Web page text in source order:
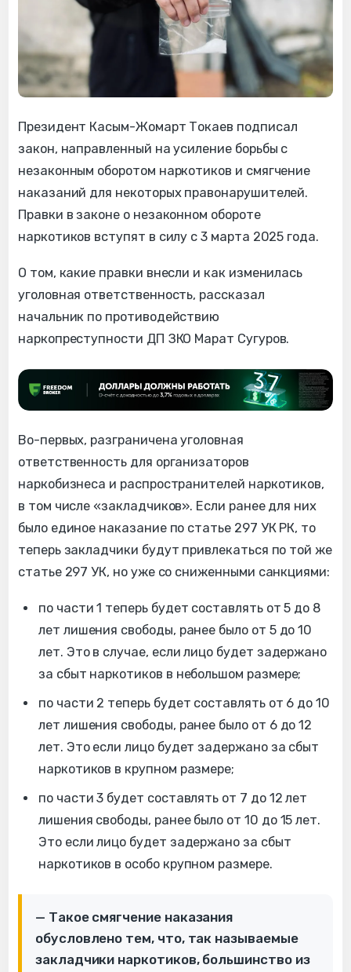
Президент Касым-Жомарт Токаев подписал
закон, направленный на усиление борьбы с
незаконным оборотом наркотиков и смягчение
наказаний для некоторых правонарушителей.
Правки в законе о незаконном обороте
наркотиков вступят в силу с 3 марта 2025 года.
О том, какие правки внесли и как изменилась
уголовная ответственность, рассказал
начальник по противодействию
наркопреступности ДП ЗКО Марат Сугуров.
Во-первых, разграничена уголовная
ответственность для организаторов
наркобизнеса и распространителей наркотиков,
в том числе «закладчиков». Если ранее для них
было единое наказание по статье 297 УК РК, то
теперь закладчики будут привлекаться по той же
статье 297 УК, но уже со сниженными санкциями:
по части 1 теперь будет составлять от 5 до 8
лет лишения свободы, ранее было от 5 до 10
лет. Это в случае, если лицо будет задержано
за сбыт наркотиков в небольшом размере;
по части 2 теперь будет составлять от 6 до 10
лет лишения свободы, ранее было от 6 до 12
лет. Это если лицо будет задержано за сбыт
наркотиков в крупном размере;
по части 3 будет составлять от 7 до 12 лет
лишения свободы, ранее было от 10 до 15 лет.
Это если лицо будет задержано за сбыт
наркотиков в особо крупном размере.
— Такое смягчение наказания
обусловлено тем, что, так называемые
закладчики наркотиков, большинство из